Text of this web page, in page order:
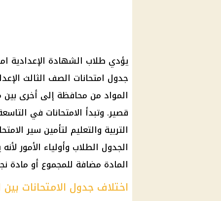
المواد من محافظة إلى أخرى
قصير. وتبدأ الامتحانات في
التربية والتعليم لتأمين سير
الجدول الطلاب وأولياء الأمور
المادة مضافة للمجموع أو مادة
اختلاف جدول الامتحانات